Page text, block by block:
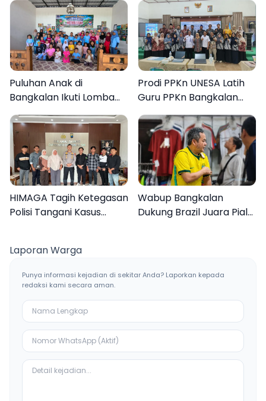
Puluhan Anak di
Bangkalan Ikuti Lomba
Mewarnai Bertema
Liburan Keluarga
Prodi PPKn UNESA Latih
Guru PPKn Bangkalan
dengan Pembelajaran
Inovasi Teknologi
HIMAGA Tagih Ketegasan
Polisi Tangani Kasus
Wabup Bangkalan
Dukung Brazil Juara Piala
Laporan Warga
Punya informasi kejadian di sekitar Anda? Laporkan kepada
redaksi kami secara aman.